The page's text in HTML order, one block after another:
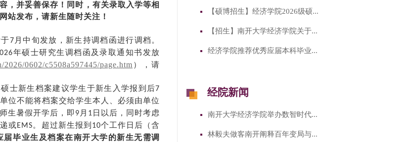
，并妥善保存！同时，有关录取入学等相
网站发布 ，请新生随时关注 ！
7 月中旬发放， 新生持调档函进行调档。
年硕士研究生调档函及录取通知书发放
0602/c5508a597445/page.htm ），请
士新生档案建议学生于新生 入学报到后7
位不能将档案交给学生本人、必须由单位
师生暑假开学 后， 即 9 月 1 日以后，同时考虑
或EMS。超过新生报到 10个工作日后（含
届毕业生及档案在南开大学的新生无需调
【硕博招生】经济学院2026级硕...
【招生】南开大学经济学院关于...
经济学院推荐优秀应届本科毕业...
经院新闻
南开大学经济学院举办数智时代...
林毅夫做客南开阐释百年变局与...